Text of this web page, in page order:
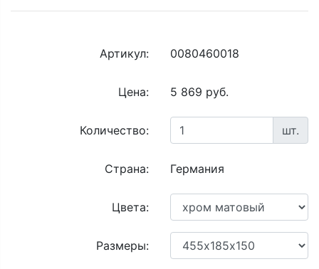
Артикул: 0080460018
Цена: 5 869 руб.
Количество: шт.
Страна: Германия
Цвета:
Размеры: